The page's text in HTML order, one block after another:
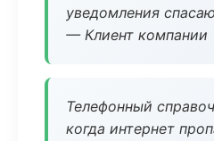
уведомления
— Клиент компании
Телефонный
когда интернет